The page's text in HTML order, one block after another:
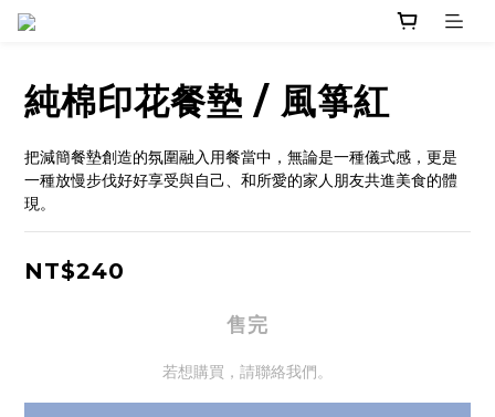
純棉印花餐墊 / 風箏紅
把減簡餐墊創造的氛圍融入用餐當中，無論是一種儀式感，更是
一種放慢步伐好好享受與自己、和所愛的家人朋友共進美食的體
現。
NT$240
售完
若想購買，請聯絡我們。